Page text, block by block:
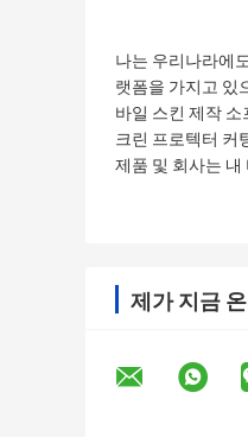
나는 우리나라에
랫폼을 가지고 있
바일 스킨 제작
크린 프로텍터 커
제품 및 회사는 내
제가 지금